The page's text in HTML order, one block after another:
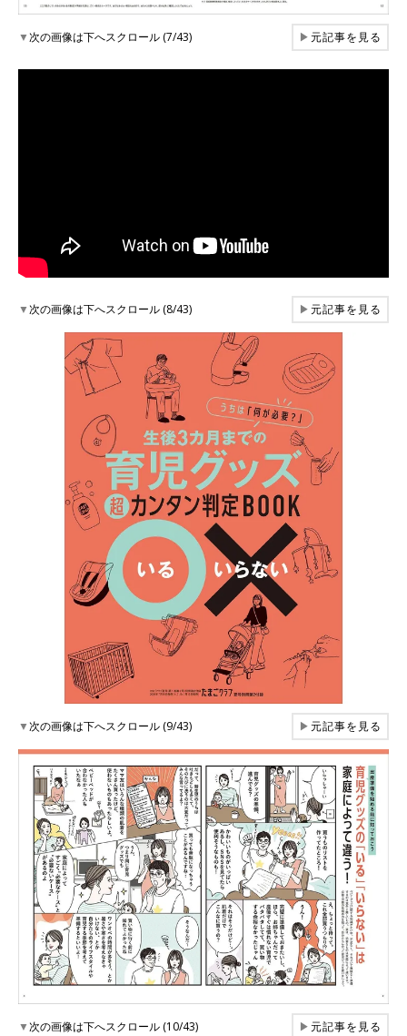
▼次の画像は下へスクロール (7/43) ▶元記事を見る
▼次の画像は下へスクロール (8/43) ▶元記事を見る
▼次の画像は下へスクロール (9/43) ▶元記事を見る
▼次の画像は下へスクロール (10/43) ▶元記事を見る